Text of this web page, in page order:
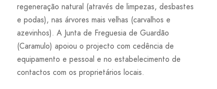
regeneração natural (através de limpezas, desbastes
e podas), nas árvores mais velhas (carvalhos e
azevinhos). A Junta de Freguesia de Guardão
(Caramulo) apoiou o projecto com cedência de
equipamento e pessoal e no estabelecimento de
contactos com os proprietários locais.